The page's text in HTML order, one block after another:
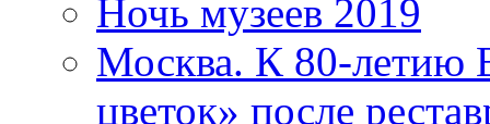
Ночь музеев 2019
Москва. К 80-
цветок» после